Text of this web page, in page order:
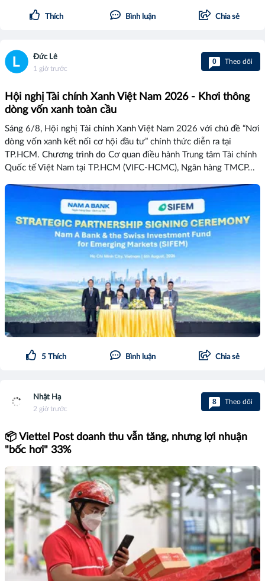
Thích Bình luận Chia sẻ
Đức Lê
1 giờ trước
0 Theo dõi
Hội nghị Tài chính Xanh Việt Nam 2026 - Khơi thông
dòng vốn xanh toàn cầu
Sáng 6/8, Hội nghị Tài chính Xanh Việt Nam 2026 với chủ đề “Nơi
dòng vốn xanh kết nối cơ hội đầu tư” chính thức diễn ra tại
TP.HCM. Chương trình do Cơ quan điều hành Trung tâm Tài chính
Quốc tế Việt Nam tại TP.HCM (VIFC-HCMC), Ngân hàng TMCP...
5 Thích Bình luận Chia sẻ
Nhật Hạ
2 giờ trước
8 Theo dõi
📦 Viettel Post doanh thu vẫn tăng, nhưng lợi nhuận
"bốc hơi" 33%